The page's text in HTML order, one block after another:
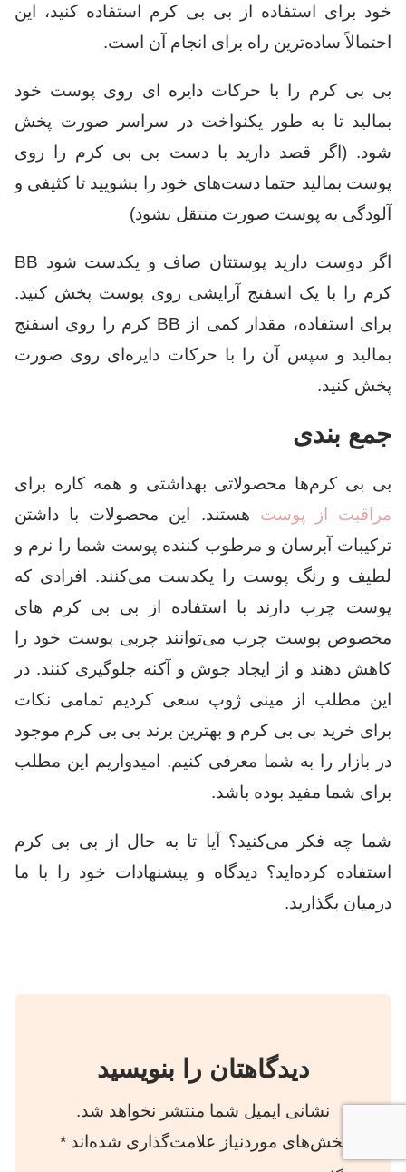
خود برای استفاده از بی بی کرم استفاده کنید، این
احتمالاً ساده‌ترین راه برای انجام آن است.
بی بی کرم را با حرکات دایره ای روی پوست خود
بمالید تا به طور یکنواخت در سراسر صورت پخش
شود. (اگر قصد دارید با دست بی بی کرم را روی
پوست بمالید حتما دست‌های خود را بشویید تا کثیفی و
آلودگی به پوست صورت منتقل نشود)
اگر دوست دارید پوستتان صاف و یکدست شود BB
کرم را با یک اسفنج آرایشی روی پوست پخش کنید.
برای استفاده، مقدار کمی از BB کرم را روی اسفنج
بمالید و سپس آن را با حرکات دایره‌ای روی صورت
پخش کنید.
جمع بندی
بی بی کرم‌ها محصولاتی بهداشتی و همه کاره برای
مراقبت از پوست هستند. این محصولات با داشتن
ترکیبات آبرسان و مرطوب کننده پوست شما را نرم و
لطیف و رنگ پوست را یکدست می‌کنند. افرادی که
پوست چرب دارند با استفاده از بی بی کرم های
مخصوص پوست چرب می‌توانند چربی پوست خود را
کاهش دهند و از ایجاد جوش و آکنه جلوگیری کنند. در
این مطلب از مینی ژوپ سعی کردیم تمامی نکات
برای خرید بی بی کرم و بهترین برند بی بی کرم موجود
در بازار را به شما معرفی کنیم. امیدواریم این مطلب
برای شما مفید بوده باشد.
شما چه فکر می‌کنید؟ آیا تا به حال از بی بی کرم
استفاده کرده‌اید؟ دیدگاه و پیشنهادات خود را با ما
درمیان بگذارید.
دیدگاهتان را بنویسید
نشانی ایمیل شما منتشر نخواهد شد.
بخش‌های موردنیاز علامت‌گذاری شده‌اند*